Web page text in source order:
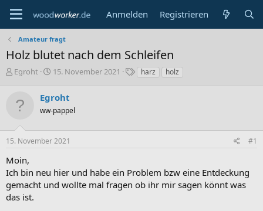
Anmelden Registrieren
Amateur fragt
Holz blutet nach dem Schleifen
E
t
l
e
Egroht
E
t
e
l
t
15. November 2021
S
w
e
harz holz
Egroht
ww-pappel
15. November 2021 #1
Moin,
Ich bin neu hier und habe ein Problem bzw eine Entdeckung
gemacht und wollte mal fragen ob ihr mir sagen könnt was
das ist.